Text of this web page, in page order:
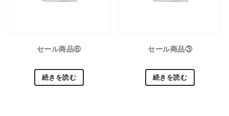
セール商品⑥
続きを読む
セール商品③
続きを読む